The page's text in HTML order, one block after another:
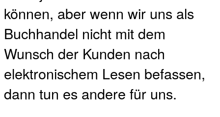
können, aber wenn wir uns als
Buchhandel nicht mit dem
Wunsch der Kunden nach
elektronischem Lesen befassen,
dann tun es andere für uns.